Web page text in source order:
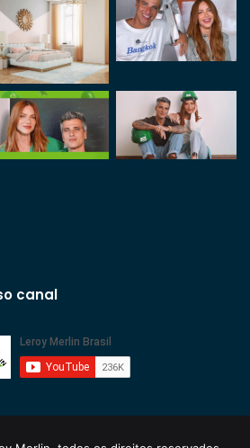
canal